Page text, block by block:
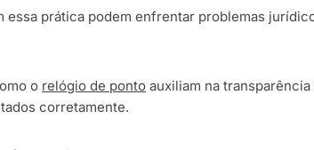
essa prática podem enfrentar problemas
o relógio de ponto auxiliam na
corretamente.